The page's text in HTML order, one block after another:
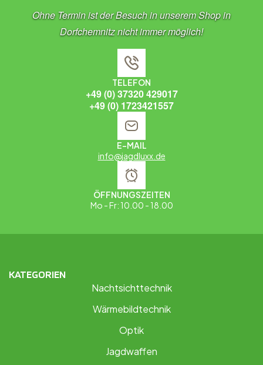
Ohne Termin ist der Besuch in unserem Shop in
Dorfchemnitz nicht immer möglich!
TELEFON
+49 (0) 37320 429017
+49 (0) 1723421557
E-MAIL
info@jagdluxx.de
ÖFFNUNGSZEITEN
Mo - Fr: 10.00 - 18.00
KATEGORIEN
Nachtsichttechnik
Wärmebildtechnik
Optik
Jagdwaffen